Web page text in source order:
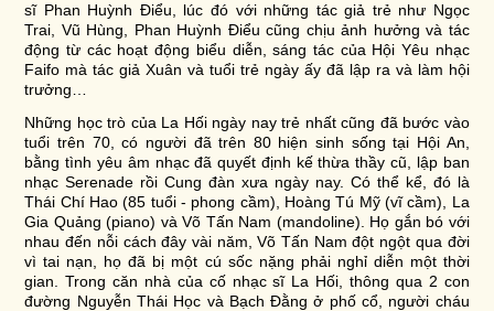
sĩ Phan Huỳnh Điểu, lúc đó với những tác giả trẻ như Ngọc
Trai, Vũ Hùng, Phan Huỳnh Điểu cũng chịu ảnh hưởng và tác
động từ các hoạt động biểu diễn, sáng tác của Hội Yêu nhạc
Faifo mà tác giả Xuân và tuổi trẻ ngày ấy đã lập ra và làm hội
trưởng…
Những học trò của La Hối ngày nay trẻ nhất cũng đã bước vào
tuổi trên 70, có người đã trên 80 hiện sinh sống tại Hội An,
bằng tình yêu âm nhạc đã quyết định kế thừa thầy cũ, lập ban
nhạc Serenade rồi Cung đàn xưa ngày nay. Có thể kể, đó là
Thái Chí Hao (85 tuổi - phong cầm), Hoàng Tú Mỹ (vĩ cầm), La
Gia Quảng (piano) và Võ Tấn Nam (mandoline). Họ gắn bó với
nhau đến nỗi cách đây vài năm, Võ Tấn Nam đột ngột qua đời
vì tai nạn, họ đã bị một cú sốc nặng phải nghỉ diễn một thời
gian. Trong căn nhà của cố nhạc sĩ La Hối, thông qua 2 con
đường Nguyễn Thái Học và Bạch Đằng ở phố cổ, người cháu